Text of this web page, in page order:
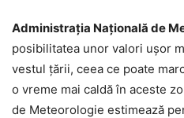
Administrația Națională de
posibilitatea unor valori ușor
vestul țării, ceea ce poate
o vreme mai caldă în aceste
de Meteorologie estimează